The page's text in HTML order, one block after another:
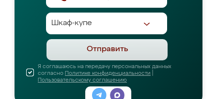
Отправить
Я соглашаюсь на передачу персональных данных
согласно Политике конфиденциальности
Пользовательскому соглашению